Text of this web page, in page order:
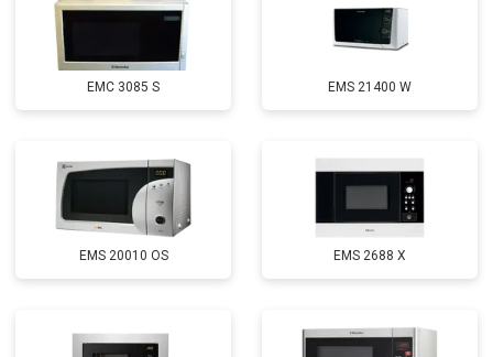
EMC 3085 S EMS 21400 W
EMS 20010 OS EMS 2688 X